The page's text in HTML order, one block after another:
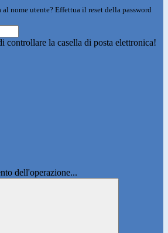
nome utente? Effettua il reset della password
controllare la casella di posta elettronica!
dell'operazione...